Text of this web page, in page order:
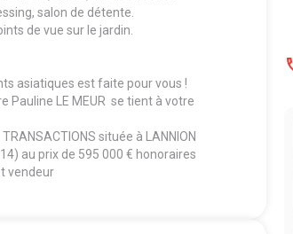
salon de détente.
de vue sur le jardin.
asiatiques est faite pour vous !
LE MEUR se tient à votre
située à LANNION
au prix de 595 000 € honoraires
vendeur